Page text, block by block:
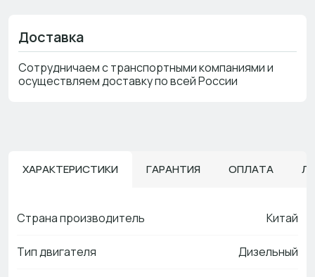
Доставка
Сотрудничаем с транспортными компаниями и
осуществляем доставку по всей России
ХАРАКТЕРИСТИКИ ГАРАНТИЯ ОПЛАТА
Страна производитель Китай
Тип двигателя Дизельный